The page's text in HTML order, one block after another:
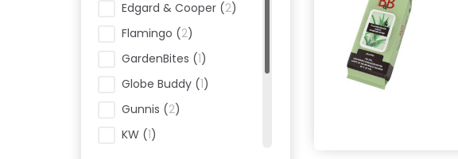
Edgard & Cooper (2)
Flamingo (2)
GardenBites (1)
Globe Buddy (1)
Gunnis (2)
KW (1)